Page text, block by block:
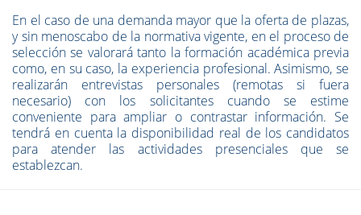
En el caso de una demanda mayor que la oferta de plazas,
y sin menoscabo de la normativa vigente, en el proceso de
selección se valorará tanto la formación académica previa
como, en su caso, la experiencia profesional. Asimismo, se
realizarán entrevistas personales (remotas si fuera
necesario) con los solicitantes cuando se estime
conveniente para ampliar o contrastar información. Se
tendrá en cuenta la disponibilidad real de los candidatos
para atender las actividades presenciales que se
establezcan.